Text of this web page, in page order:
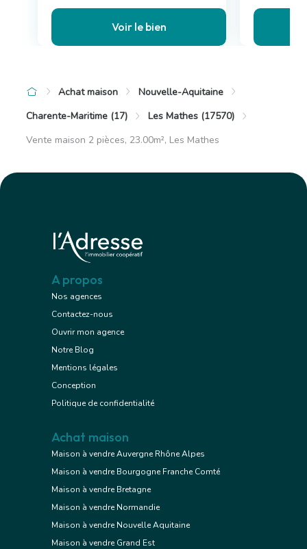
Voir le bien
Achat maison
Nouvelle-Aquitaine
Charente-Maritime (17)
Les Mathes (17570)
Vente maison 2 pièces, 23.00m², Les Mathes
A propos
Nos agences
Contactez-nous
Ouvrir mon agence
Notre Blog
Mentions légales
Conception
Politique de confidentialité
Achat maison
Maison à vendre Auvergne Rhône Alpes
Maison à vendre Bourgogne Franche Comté
Maison à vendre Bretagne
Maison à vendre Normandie
Maison à vendre Nouvelle Aquitaine
Maison à vendre Grand Est